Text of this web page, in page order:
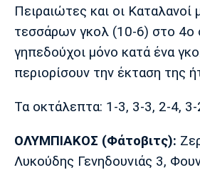
Πόρτο
Πειραιώτες και οι Καταλανοί
τεσσάρων γκολ (10-6) στο 4ο
γηπεδούχοι μόνο κατά ένα
περιορίσουν την έκταση της
Τα οκτάλεπτα: 1-3, 3-3, 2-4, 3-
ΟΛΥΜΠΙΑΚΟΣ (Φάτοβιτς):
Λυκούδης Γενηδουνιάς 3,